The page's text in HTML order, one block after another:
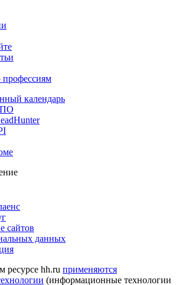
календарь
ПО
сайтов
данных
hh.ru применяются
(информационные технологии